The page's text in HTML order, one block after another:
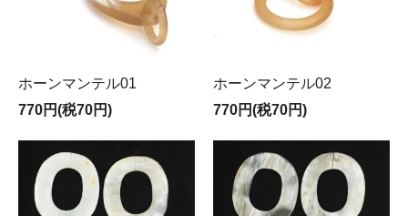
ホーンマンテル01
770円(税70円)
ホーンマンテル02
770円(税70円)